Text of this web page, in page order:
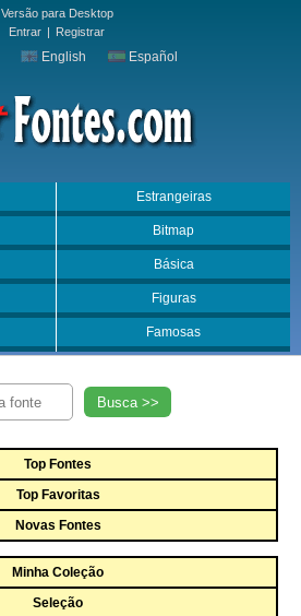
Versão para Desktop
Entrar | Registrar
English Español
Estrangeiras
Bitmap
Básica
Figuras
Famosas
Busca >>
Top Fontes
Top Favoritas
Novas Fontes
Minha Coleção
Seleção